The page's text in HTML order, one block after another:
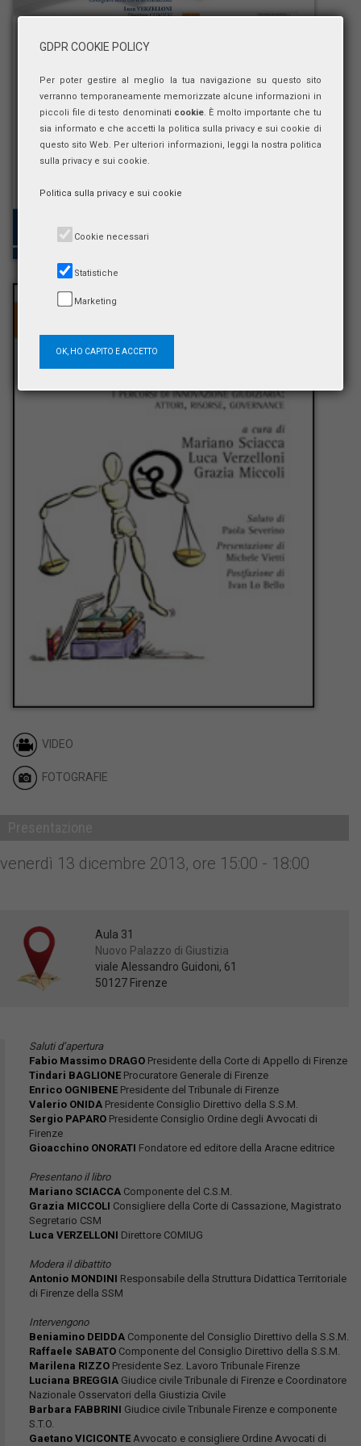
VIDEO
FOTOGRAFIE
venerdì 13 dicembre 2013, ore 15:00 - 18:00
Aula 31
Nuovo Palazzo di Giustizia
viale Alessandro Guidoni, 61
50127 Firenze
Saluti d’apertura
Fabio Massimo DRAGO Presidente della Corte di Appello di Firenze
Tindari BAGLIONE Procuratore Generale di Firenze
Enrico OGNIBENE Presidente del Tribunale di Firenze
Valerio ONIDA Presidente Consiglio Direttivo della S.S.M.
Sergio PAPARO Presidente Consiglio Ordine degli Avvocati di
Firenze
Gioacchino ONORATI Fondatore ed editore della Aracne editrice
Presentano il libro
Mariano SCIACCA Componente del C.S.M.
Grazia MICCOLI Consigliere della Corte di Cassazione, Magistrato
Segretario CSM
Luca VERZELLONI Direttore COMIUG
Modera il dibattito
Antonio MONDINI Responsabile della Struttura Didattica Territoriale
di Firenze della SSM
Intervengono
Beniamino DEIDDA Componente del Consiglio Direttivo della S.S.M.
Raffaele SABATO Componente del Consiglio Direttivo della S.S.M.
Marilena RIZZO Presidente Sez. Lavoro Tribunale Firenze
Luciana BREGGIA Giudice civile Tribunale di Firenze e Coordinatore
Nazionale Osservatori della Giustizia Civile
Barbara FABBRINI Giudice civile Tribunale Firenze e componente
S.T.O.
Gaetano VICICONTE Avvocato e consigliere Ordine Avvocati di
GDPR COOKIE POLICY
Per poter gestire al meglio la tua navigazione su questo sito
verranno temporaneamente memorizzate alcune informazioni in
piccoli file di testo denominati cookie. È molto importante che tu
sia informato e che accetti la politica sulla privacy e sui cookie di
questo sito Web. Per ulteriori informazioni, leggi la nostra politica
sulla privacy e sui cookie.
Politica sulla privacy e sui cookie
Cookie necessari
Statistiche
Marketing
OK, HO CAPITO E ACCETTO